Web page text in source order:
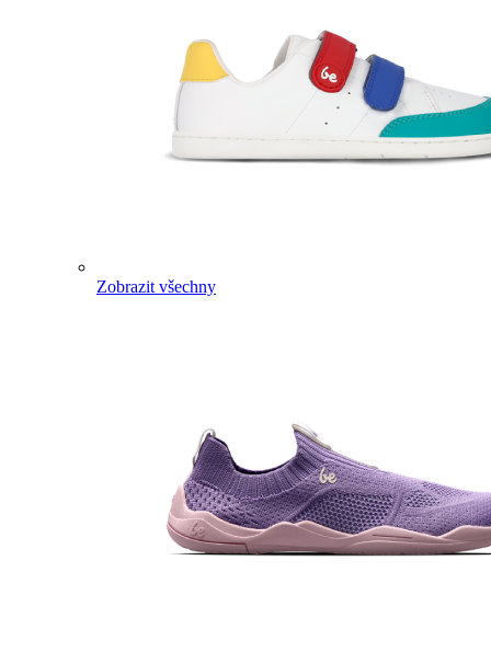
Zobrazit všechny